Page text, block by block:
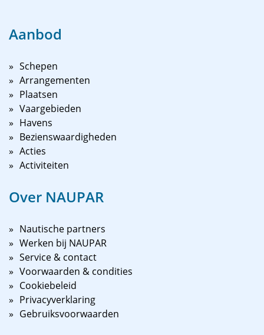
Aanbod
Schepen
Arrangementen
Plaatsen
Vaargebieden
Havens
Bezienswaardigheden
Acties
Activiteiten
Over NAUPAR
Nautische partners
Werken bij NAUPAR
Service & contact
Voorwaarden & condities
Cookiebeleid
Privacyverklaring
Gebruiksvoorwaarden